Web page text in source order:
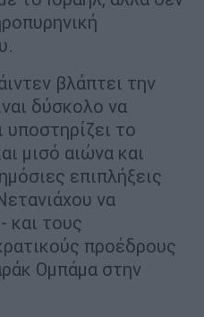
βλάπτει την
δύσκολο να
υποστηρίζει το
μισό αιώνα και
επιπλήξεις
να
και τους
προέδρους
Ομπάμα στην